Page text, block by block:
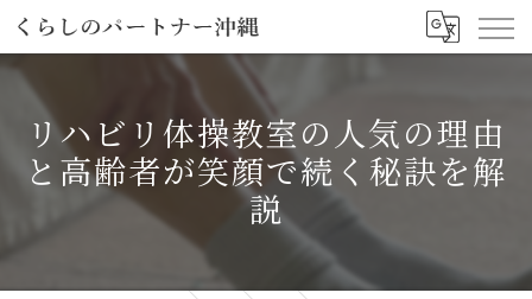
リハビリ体操教室の人気の理由
と高齢者が笑顔で続く秘訣を解
説